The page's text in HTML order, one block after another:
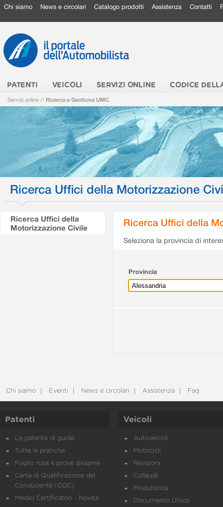
Chi siamo News e circolari Catalogo prodotti Assistenza Contatti
PATENTI VEICOLI SERVIZI ONLINE CODICE
Servizi online // Ricerca e Gestione UMC
Ricerca Uffici della Motorizzazione
Ricerca Uffici della
Motorizzazione Civile
Ricerca Uffici della
Seleziona la provincia di
Provincia
Chi siamo Eventi News e circolari Assistenza Faq
Patenti
La patente di guida
Tutte le pratiche
Foglio rosa e prove d’esame
Carta di Qualificazione del
Conducente (CQC)
Medici Certificatori - Novità
Veicoli
Autoveicoli
Motocicli
Revisioni
Collaudi
Modulistica
Documento Unico